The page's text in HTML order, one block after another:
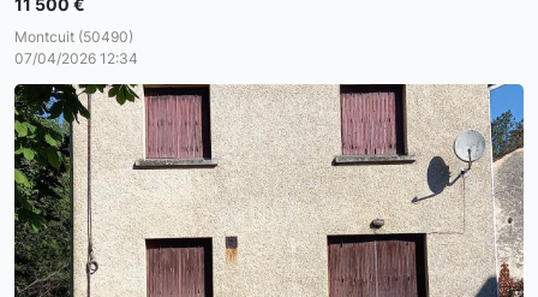
11 500 €
Montcuit (50490)
07/04/2026 12:34